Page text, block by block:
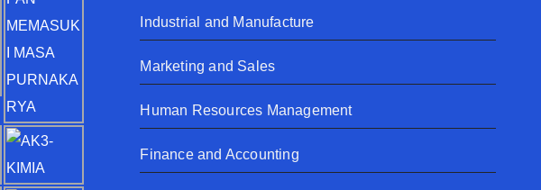
Industrial and Manufacture
Marketing and Sales
Human Resources Management
Finance and Accounting